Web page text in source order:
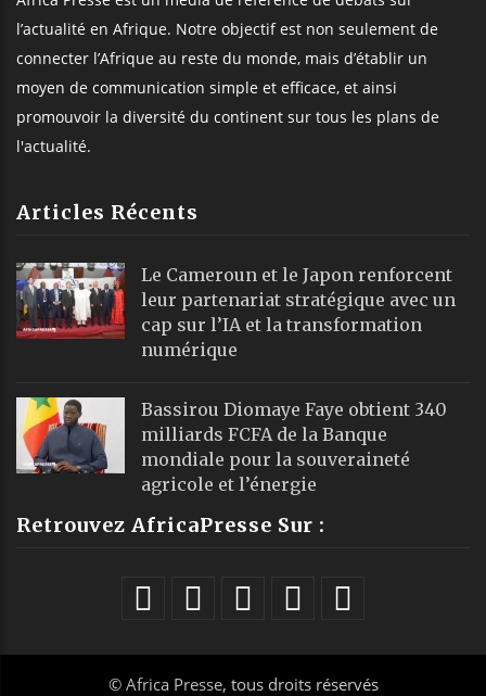
l’actualité en Afrique. Notre objectif est non seulement de
connecter l’Afrique au reste du monde, mais d’établir un
moyen de communication simple et efficace, et ainsi
promouvoir la diversité du continent sur tous les plans de
l'actualité.
Articles Récents
Le Cameroun et le Japon renforcent
leur partenariat stratégique avec un
cap sur l’IA et la transformation
numérique
Bassirou Diomaye Faye obtient 340
milliards FCFA de la Banque
mondiale pour la souveraineté
agricole et l’énergie
Retrouvez AfricaPresse Sur :
© Africa Presse, tous droits réservés